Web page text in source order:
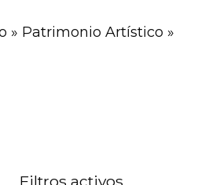
» Patrimonio Artístico »
Filtros activos